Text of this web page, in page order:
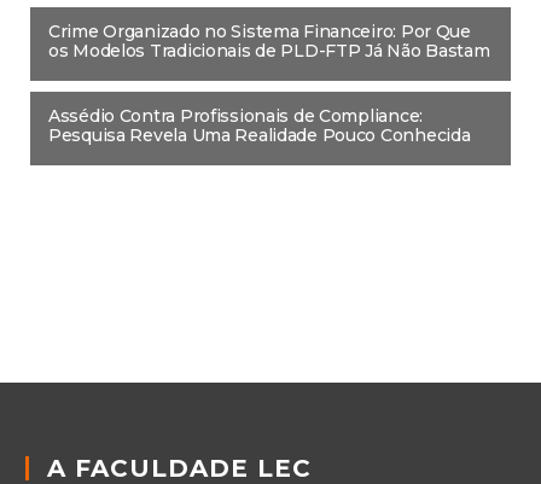
Crime Organizado no Sistema Financeiro: Por Que
os Modelos Tradicionais de PLD-FTP Já Não Bastam
Assédio Contra Profissionais de Compliance:
Pesquisa Revela Uma Realidade Pouco Conhecida
A FACULDADE LEC